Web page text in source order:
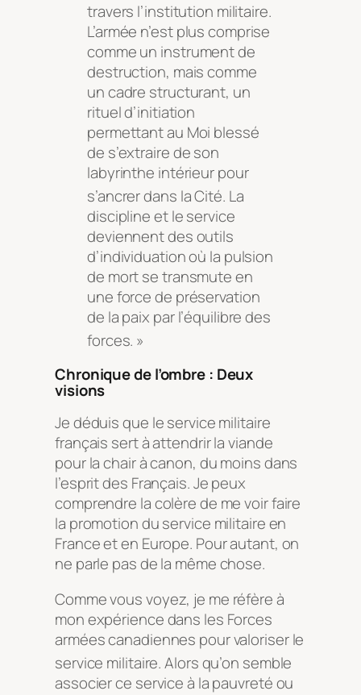
travers l’institution militaire.
L’armée n’est plus comprise
comme un instrument de
destruction, mais comme
un cadre structurant, un
rituel d’initiation
permettant au Moi blessé
de s’extraire de son
labyrinthe intérieur pour
s’ancrer dans la Cité. La
discipline et le service
deviennent des outils
d’individuation où la pulsion
de mort se transmute en
une force de préservation
de la paix par l’équilibre des
forces. »
Chronique de l’ombre : Deux
visions
Je déduis que le service militaire
français sert à attendrir la viande
pour la chair à canon, du moins dans
l’esprit des Français. Je peux
comprendre la colère de me voir faire
la promotion du service militaire en
France et en Europe. Pour autant, on
ne parle pas de la même chose.
Comme vous voyez, je me réfère à
mon expérience dans les Forces
armées canadiennes pour valoriser le
service militaire. Alors qu’on semble
associer ce service à la pauvreté ou